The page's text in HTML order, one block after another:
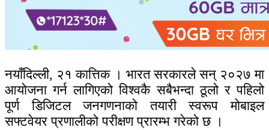
नयाँदिल्ली, २१ कात्तिक । भारत सरकारले सन् २०२७ मा
आयोजना गर्न लागिएको विश्वकै सबैभन्दा ठूलो र पहिलो
पूर्ण डिजिटल जनगणनाको तयारी स्वरूप मोबाइल
सफ्टवेयर प्रणालीको परीक्षण प्रारम्भ गरेको छ ।